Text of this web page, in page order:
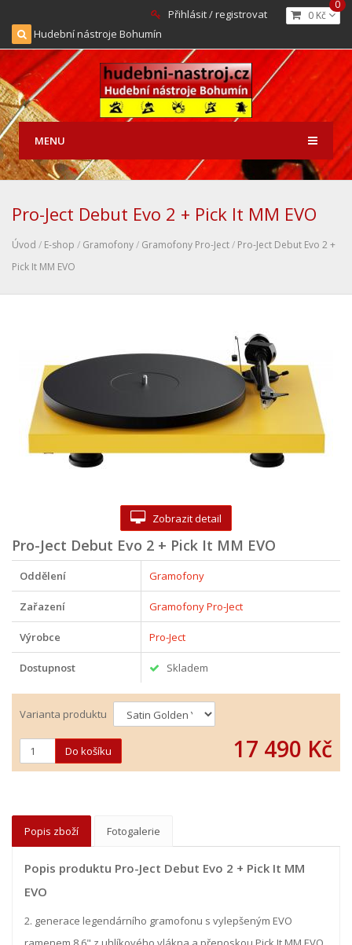
0 Kč
0
Přihlásit / registrovat
Hudební nástroje Bohumín
MENU
Pro-Ject Debut Evo 2 + Pick It MM EVO
Úvod / E-shop / Gramofony/ Gramofony Pro-Ject/ Pro-Ject Debut Evo 2 +
Pick It MM EVO
Zobrazit detail
Pro-Ject Debut Evo 2 + Pick It MM EVO
Oddělení Gramofony
Zařazení Gramofony Pro-Ject
Výrobce Pro-Ject
Dostupnost Skladem
Varianta produktu
17 490 Kč
Popis zboží Fotogalerie
Popis produktu Pro-Ject Debut Evo 2 + Pick It MM
EVO
2. generace legendárního gramofonu s vylepšeným EVO